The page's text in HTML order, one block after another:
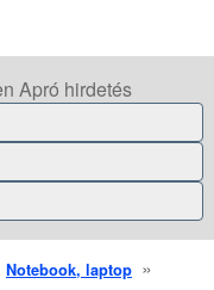
Apró hirdetés
Notebook, laptop »